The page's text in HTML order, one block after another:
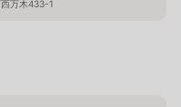
万木433-1